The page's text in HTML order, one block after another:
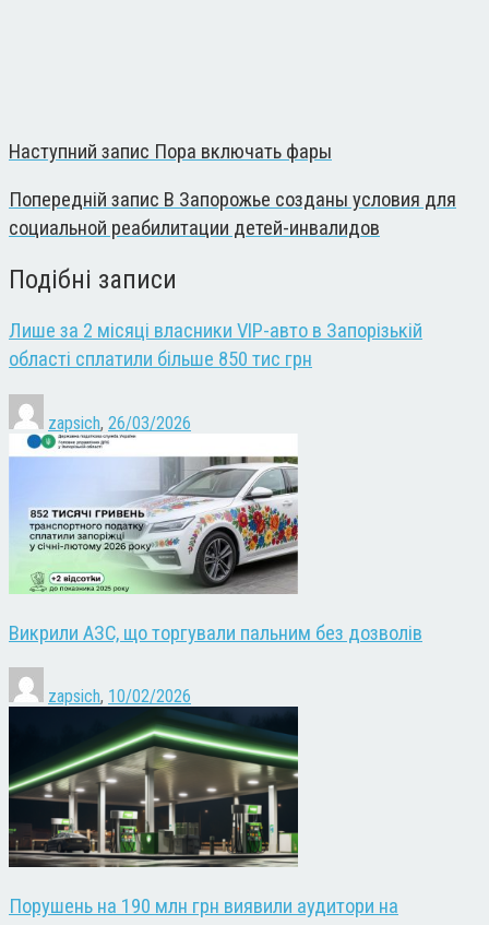
Наступний запис Пора включать фары
Попередній запис В Запорожье созданы условия для
социальной реабилитации детей-инвалидов
Подібні записи
Лише за 2 місяці власники VIP-авто в Запорізькій
області сплатили більше 850 тис грн
zapsich, 26/03/2026
Викрили АЗС, що торгували пальним без дозволів
zapsich, 10/02/2026
Порушень на 190 млн грн виявили аудитори на